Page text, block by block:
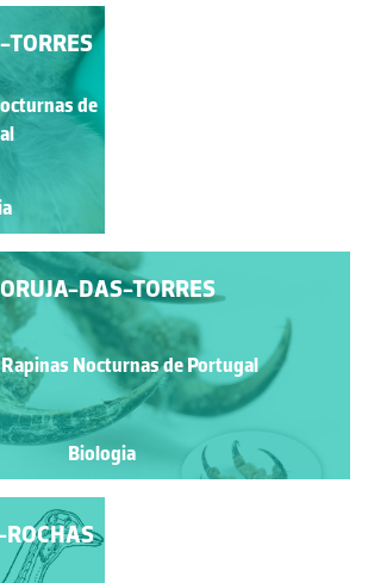
de
DAS-TORRES
Nocturnas de Portugal
Biologia